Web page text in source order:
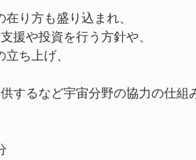
り方も盛り込まれ、
援や投資を行う方針や、
ち上げ、
するなど宇宙分野の協力の仕組